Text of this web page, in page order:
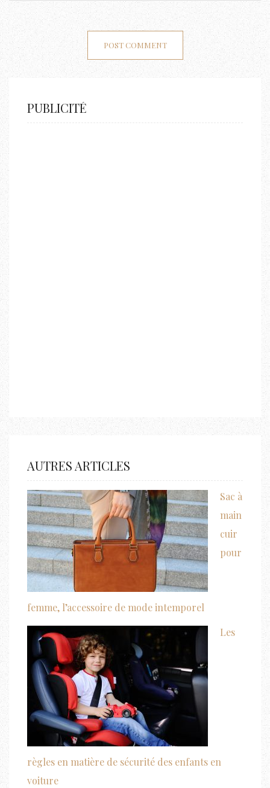
PUBLICITÉ
AUTRES ARTICLES
Sac à
main
cuir
pour
femme, l’accessoire de mode intemporel
Les
règles en matière de sécurité des enfants en
voiture